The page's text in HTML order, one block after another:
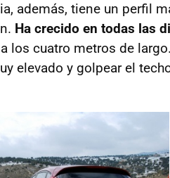
además, tiene un perfil
Ha crecido en todas las
los cuatro metros de
elevado y golpear el